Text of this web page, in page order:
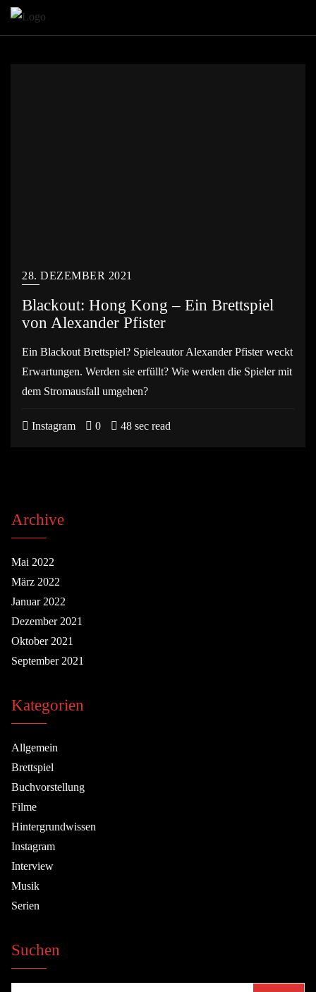
Skip
28. DEZEMBER 2021
Blackout: Hong Kong – Ein Brettspiel
von Alexander Pfister
Ein Blackout Brettspiel? Spieleautor Alexander Pfister weckt
Erwartungen. Werden sie erfüllt? Wie werden die Spieler mit
dem Stromausfall umgehen?
Instagram 0 48 sec read
Archive
Mai 2022
März 2022
Januar 2022
Dezember 2021
Oktober 2021
September 2021
Kategorien
Allgemein
Brettspiel
Buchvorstellung
Filme
Hintergrundwissen
Instagram
Interview
Musik
Serien
Suchen